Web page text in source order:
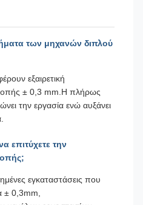
των μηχανών διπλού
εξαιρετική
± 0,3 mm.Η πλήρως
την εργασία ενώ αυξάνει
επιτύχετε την
εγκαταστάσεις που
± 0,3mm,